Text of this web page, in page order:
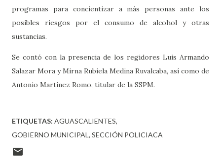
programas para concientizar a más personas ante los
posibles riesgos por el consumo de alcohol y otras
sustancias.
Se contó con la presencia de los regidores Luis Armando
Salazar Mora y Mirna Rubiela Medina Ruvalcaba, así como de
Antonio Martínez Romo, titular de la SSPM.
ETIQUETAS: AGUASCALIENTES
GOBIERNO MUNICIPAL SECCIÓN POLICIACA